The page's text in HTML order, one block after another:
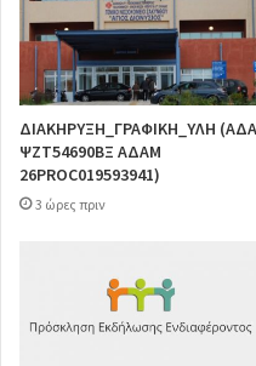
ΔΙΑΚΗΡΥΞΗ_ΓΡΑΦΙΚΗ_ΥΛΗ (ΑΔΑ
ΨΖΤ54690ΒΞ ΑΔΑΜ
26PROC019593941)
3 ώρες πριν